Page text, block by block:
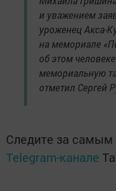
и уважением
уроженец Акса-
на мемориале
об этом
мемориальную
отметил Сергей
Следите за
Telegram-канале